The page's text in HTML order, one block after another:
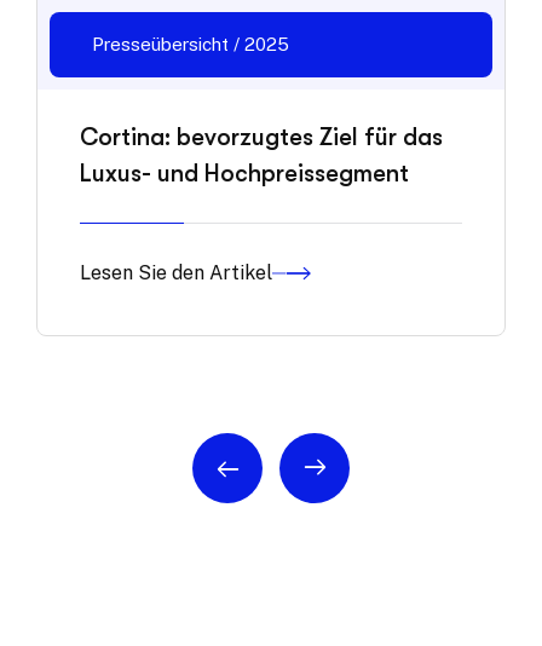
Presseübersicht / 2025
Cortina: bevorzugtes Ziel für das
Luxus- und Hochpreissegment
Lesen Sie den Artikel